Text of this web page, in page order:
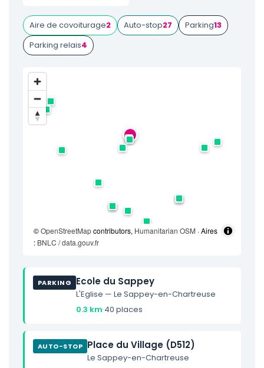
Aire de covoiturage2 Auto-stop27 Parking13
Parking relais4
©OpenStreetMapcontributors, Humanitarian OSM · Aires
: BNLC / data.gouv.fr
PARKING Ecole du Sappey
L'Eglise — Le Sappey-en-Chartreuse
0.3 km·40 places
AUTO-STOP Place du Village (D512)
Le Sappey-en-Chartreuse